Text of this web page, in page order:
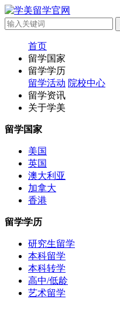
首页
留学国家
留学学历
留学活动 院校中心
留学资讯
关于学美
留学国家
美国
英国
澳大利亚
加拿大
香港
留学学历
研究生留学
本科留学
本科转学
高中/低龄
艺术留学